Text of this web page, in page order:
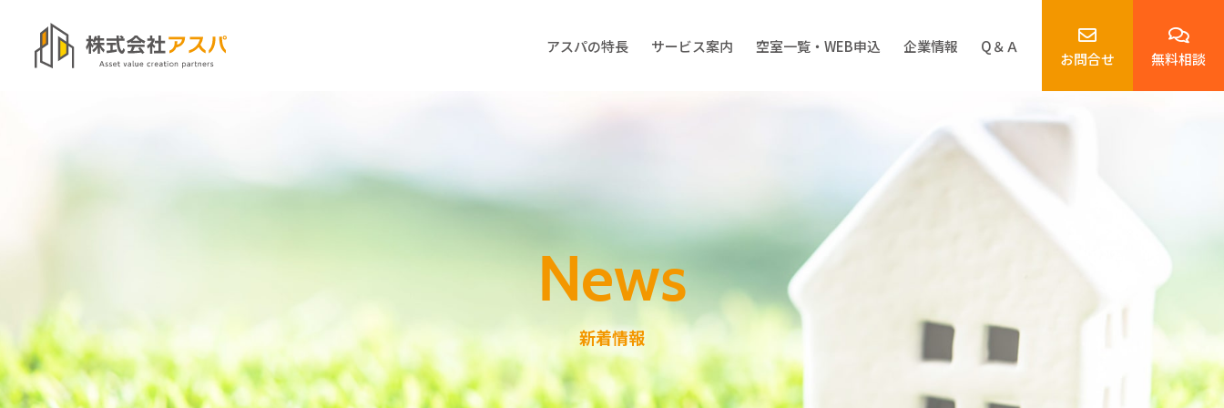
アスパの特長 サービス案内 空室一覧・WEB申込 企業情報 Q＆Ａ
お問合せ 無料相談
新着情報